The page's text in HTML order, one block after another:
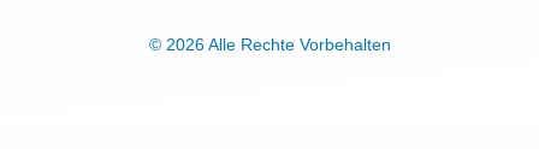
© 2026 Alle Rechte Vorbehalten